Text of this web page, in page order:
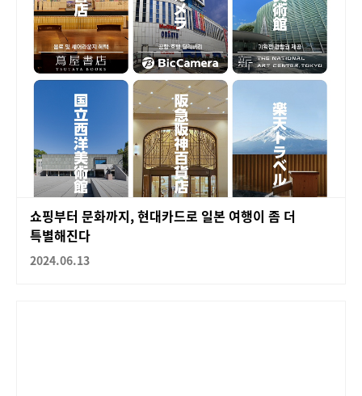
쇼핑부터 문화까지, 현대카드로 일본 여행이 좀 더
특별해진다
2024.06.13